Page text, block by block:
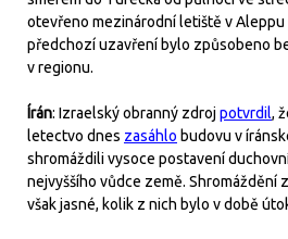
otevřeno mezinárodní letiště v
předchozí uzavření bylo způsobeno
v regionu.
Írán: Izraelský obranný zdrojpotvrdil,
letectvo dnes zasáhlo budovu v
shromáždili vysoce postavení
nejvyššího vůdce země. Shromáždění
však jasné, kolik z nich bylo v době